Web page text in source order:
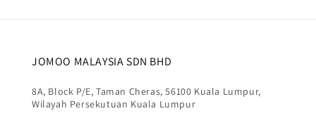
JOMOO MALAYSIA SDN BHD
8A, Block P/E, Taman Cheras, 56100 Kuala Lumpur,
Wilayah Persekutuan Kuala Lumpur